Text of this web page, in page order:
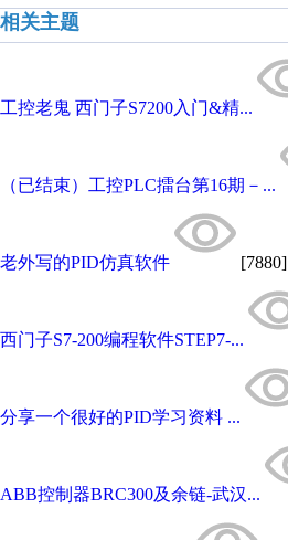
相关主题
工控老鬼 西门子S7200入门&精...
（已结束）工控PLC擂台第16期－...
老外写的PID仿真软件 [7880]
西门子S7-200编程软件STEP7-...
分享一个很好的PID学习资料 ...
ABB控制器BRC300及余链-武汉...